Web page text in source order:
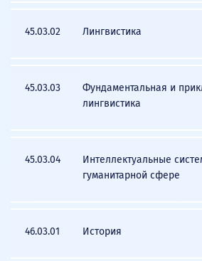
45.03.02 Лингвистика
45.03.03
Фундаментальная и
лингвистика
45.03.04
Интеллектуальные
гуманитарной сфере
46.03.01 История